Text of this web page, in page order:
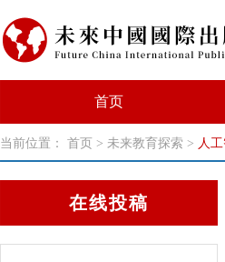
首页
当前位置： 首页 > 未来教育探索 > 人
在线投稿